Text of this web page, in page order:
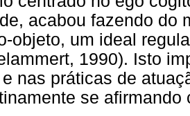
acabou fazendo do
objeto, um ideal
1990). Isto
nas práticas de
se afirmando